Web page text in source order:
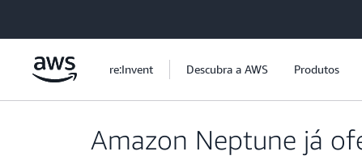
re:Invent Descubra a AWS Produtos
Amazon Neptune já